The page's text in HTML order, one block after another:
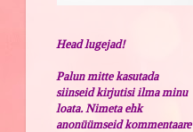
Head lugejad!
Palun mitte kasutada
siinseid kirjutisi ilma minu
loata. Nimeta ehk
anonüümseid kommentaare